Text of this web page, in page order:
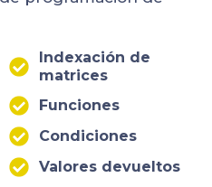
Indexación de
matrices
Funciones
Condiciones
Valores devueltos